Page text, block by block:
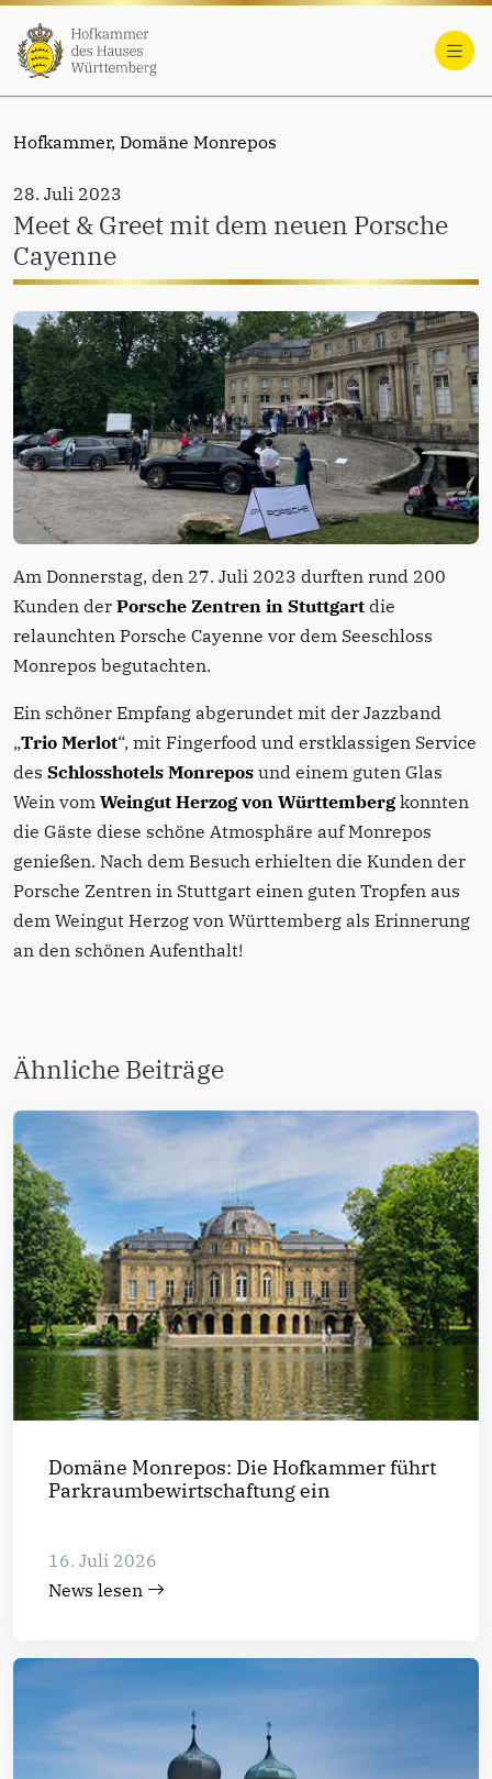
Hofkammer, Domäne Monrepos
28. Juli 2023
Meet & Greet mit dem neuen Porsche
Cayenne
Am Donnerstag, den 27. Juli 2023 durften rund 200
Kunden der Porsche Zentren in Stuttgart die
relaunchten Porsche Cayenne vor dem Seeschloss
Monrepos begutachten.
Ein schöner Empfang abgerundet mit der Jazzband
„Trio Merlot“, mit Fingerfood und erstklassigen Service
des Schlosshotels Monrepos und einem guten Glas
Wein vom Weingut Herzog von Württemberg konnten
die Gäste diese schöne Atmosphäre auf Monrepos
genießen. Nach dem Besuch erhielten die Kunden der
Porsche Zentren in Stuttgart einen guten Tropfen aus
dem Weingut Herzog von Württemberg als Erinnerung
an den schönen Aufenthalt!
Ähnliche Beiträge
Domäne Monrepos: Die Hofkammer führt
Parkraumbewirtschaftung ein
16. Juli 2026
News lesen